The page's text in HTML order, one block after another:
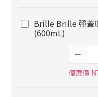
Brille Brille 彈蓋
(600mL)
優惠價